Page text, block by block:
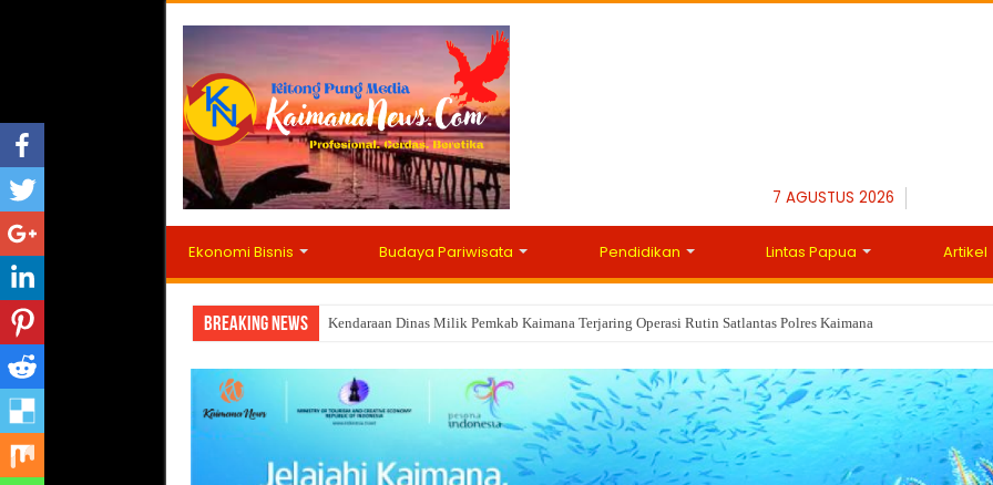
7 AGUSTUS 2026
Ekonomi Bisnis Budaya Pariwisata Pendidikan Lintas Papua Artikel
Breaking News Kendaraan Dinas Milik Pemkab Kaimana Terjaring Operasi Rutin Satlantas Polres Kaimana